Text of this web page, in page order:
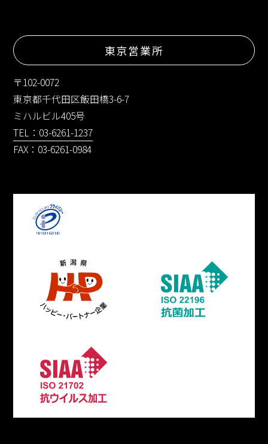
東京営業所
〒102-0072
東京都千代田区飯田橋3-6-7
ミハルビル405号
TEL：03-6261-1237
FAX：03-6261-0984